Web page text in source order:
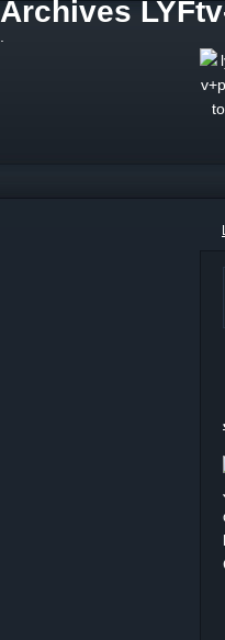
Archives